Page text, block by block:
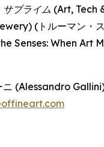
ブライム (Art, Tech
(トルーマン・
Senses: When Art
ニ (Alessandro